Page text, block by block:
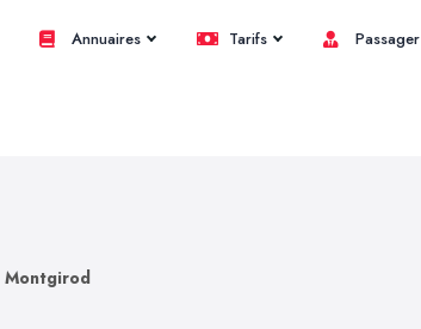
Annuaires Tarifs Passager
Montgirod